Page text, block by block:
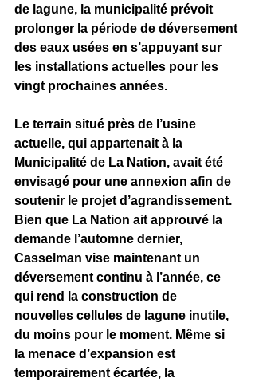
de lagune, la municipalité prévoit
prolonger la période de déversement
des eaux usées en s’appuyant sur
les installations actuelles pour les
vingt prochaines années.
Le terrain situé près de l’usine
actuelle, qui appartenait à la
Municipalité de La Nation, avait été
envisagé pour une annexion afin de
soutenir le projet d’agrandissement.
Bien que La Nation ait approuvé la
demande l’automne dernier,
Casselman vise maintenant un
déversement continu à l’année, ce
qui rend la construction de
nouvelles cellules de lagune inutile,
du moins pour le moment. Même si
la menace d’expansion est
temporairement écartée, la